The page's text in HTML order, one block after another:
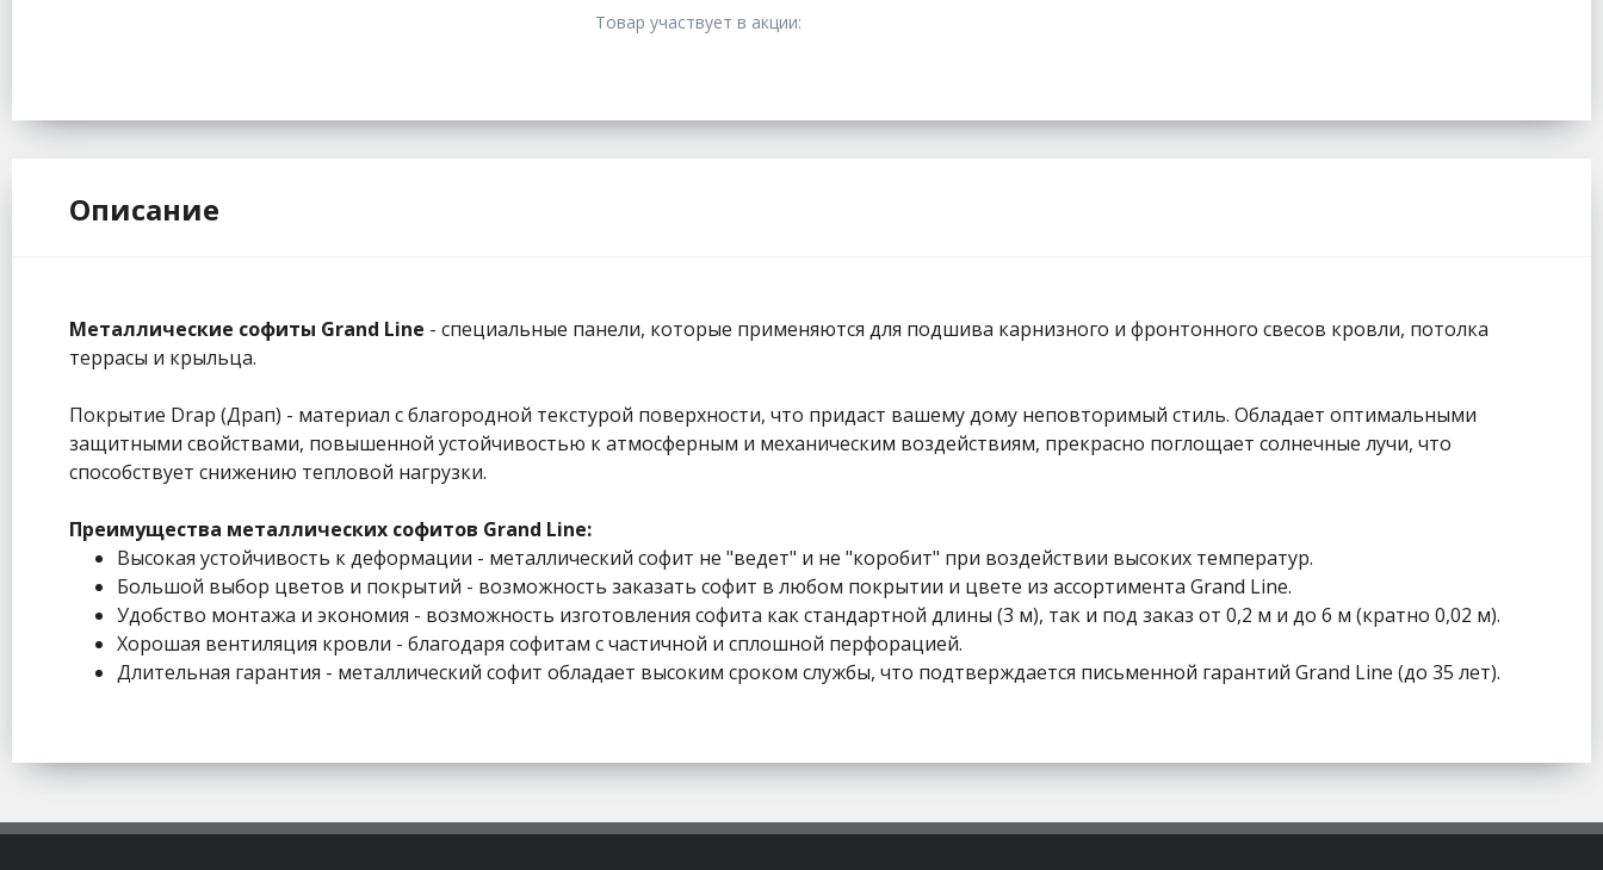
Товар участвует в акции:
Описание
Металлические софиты Grand Line - специальные панели, которые применяются для подшива карнизного и фронтонного свесов кровли, потолка
террасы и крыльца.
Покрытие Drap (Драп) - материал с благородной текстурой поверхности, что придаст вашему дому неповторимый стиль. Обладает оптимальными
защитными свойствами, повышенной устойчивостью к атмосферным и механическим воздействиям, прекрасно поглощает солнечные лучи, что
способствует снижению тепловой нагрузки.
Преимущества металлических софитов Grand Line:
Высокая устойчивость к деформации - металлический софит не "ведет" и не "коробит" при воздействии высоких температур.
Большой выбор цветов и покрытий - возможность заказать софит в любом покрытии и цвете из ассортимента Grand Line.
Удобство монтажа и экономия - возможность изготовления софита как стандартной длины (3 м), так и под заказ от 0,2 м и до 6 м (кратно 0,02 м).
Хорошая вентиляция кровли - благодаря софитам с частичной и сплошной перфорацией.
Длительная гарантия - металлический софит обладает высоким сроком службы, что подтверждается письменной гарантий Grand Line (до 35 лет).